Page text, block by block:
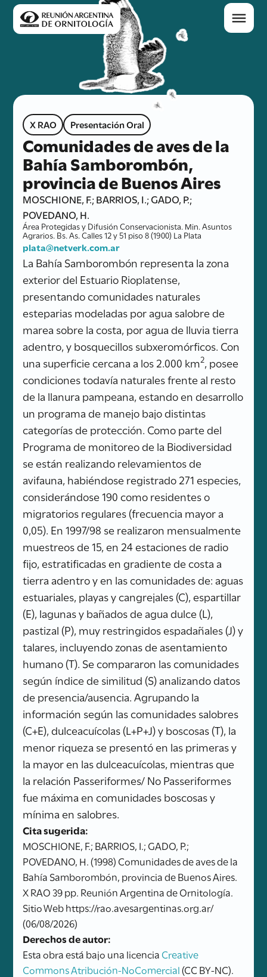
X RAO Presentación Oral
Comunidades de aves de la
Bahía Samborombón,
provincia de Buenos Aires
MOSCHIONE, F.; BARRIOS, I.; GADO, P.;
POVEDANO, H.
Área Protegidas y Difusión Conservacionista. Min. Asuntos
Agrarios. Bs. As. Calles 12 y 51 piso 8 (1900) La Plata
plata@netverk.com.ar
La Bahía Samborombón representa la zona
exterior del Estuario Rioplatense,
presentando comunidades naturales
esteparias modeladas por agua salobre de
marea sobre la costa, por agua de lluvia tierra
adentro, y bosquecillos subxeromórficos. Con
una superficie cercana a los 2.000 km2, posee
condiciones todavía naturales frente al resto
de la llanura pampeana, estando en desarrollo
un programa de manejo bajo distintas
categorías de protección. Como parte del
Programa de monitoreo de la Biodiversidad
se están realizando relevamientos de
avifauna, habiéndose registrado 271 especies,
considerándose 190 como residentes o
migratorios regulares (frecuencia mayor a
0,05). En 1997/98 se realizaron mensualmente
muestreos de 15, en 24 estaciones de radio
fijo, estratificadas en gradiente de costa a
tierra adentro y en las comunidades de: aguas
estuariales, playas y cangrejales (C), espartillar
(E), lagunas y bañados de agua dulce (L),
pastizal (P), muy restringidos espadañales (J) y
talares, incluyendo zonas de asentamiento
humano (T). Se compararon las comunidades
según índice de similitud (S) analizando datos
de presencia/ausencia. Agrupando la
información según las comunidades salobres
(C+E), dulceacuícolas (L+P+J) y boscosas (T), la
menor riqueza se presentó en las primeras y
la mayor en las dulceacuícolas, mientras que
la relación Passeriformes/ No Passeriformes
fue máxima en comunidades boscosas y
mínima en salobres.
Cita sugerida:
MOSCHIONE, F.; BARRIOS, I.; GADO, P.;
POVEDANO, H. (1998) Comunidades de aves de la
Bahía Samborombón, provincia de Buenos Aires.
X RAO 39 pp. Reunión Argentina de Ornitología.
Sitio Web https://rao.avesargentinas.org.ar/
(06/08/2026)
Derechos de autor:
Esta obra está bajo una licencia Creative
Commons Atribución-NoComercial(CC BY-NC).